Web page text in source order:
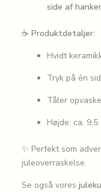
side af
☕️ Produktdetaljer:
Hvidt
Tryk på én
Tåler
Højde: ca.
✨ Perfekt som
juleoverraskelse.
Se også vores